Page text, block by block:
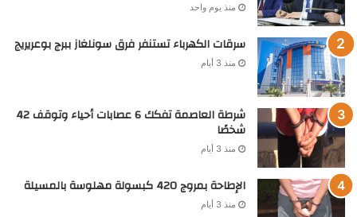
منذ يوم واحد
سرقات الكهرباء تستنفر فرق سونلغاز ببرج بوعريريج
منذ 3 أيام
شرطة العاصمة تفكك 6 عصابات أحياء وتوقف 42
شخصًا
منذ 3 أيام
الإطاحة بمروج 420 كبسولة مهلوسة بالمسيلة
منذ 3 أيام